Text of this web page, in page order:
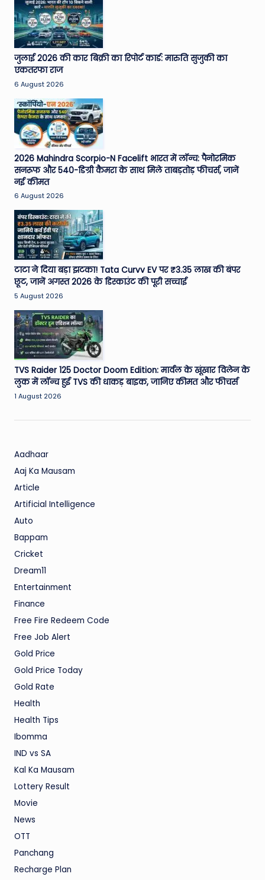
जुलाई 2026 की कार बिक्री का रिपोर्ट कार्ड: मारुति सुजुकी का
एकतरफा राज
6 August 2026
2026 Mahindra Scorpio-N Facelift भारत में लॉन्च: पैनोरमिक
सनरूफ और 540-डिग्री कैमरा के साथ मिले ताबड़तोड़ फीचर्स, जानें
नई कीमत
6 August 2026
टाटा ने दिया बड़ा झटका! Tata Curvv EV पर ₹3.35 लाख की बंपर
छूट, जानें अगस्त 2026 के डिस्काउंट की पूरी सच्चाई
5 August 2026
TVS Raider 125 Doctor Doom Edition: मार्वल के खूंखार विलेन के
लुक में लॉन्च हुई TVS की धाकड़ बाइक, जानिए कीमत और फीचर्स
1 August 2026
Aadhaar
Aaj Ka Mausam
Article
Artificial Intelligence
Auto
Bappam
Cricket
Dream11
Entertainment
Finance
Free Fire Redeem Code
Free Job Alert
Gold Price
Gold Price Today
Gold Rate
Health
Health Tips
Ibomma
IND vs SA
Kal Ka Mausam
Lottery Result
Movie
News
OTT
Panchang
Recharge Plan